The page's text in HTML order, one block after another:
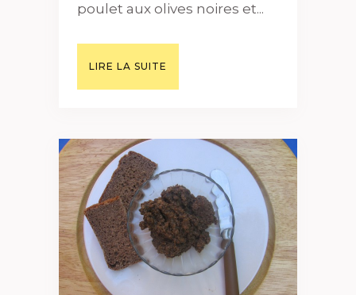
poulet aux olives noires et...
LIRE LA SUITE